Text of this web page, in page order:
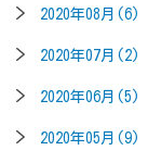
2020年08月(6)
2020年07月(2)
2020年06月(5)
2020年05月(9)